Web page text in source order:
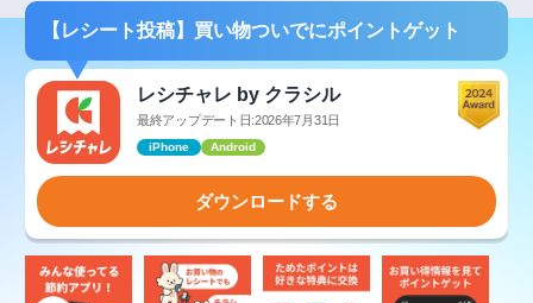
【レシート投稿】買い物ついでにポイントゲット
レシチャレ by クラシル
最終アップデート日:2026年7月31日
iPhone Android
ダウンロードする